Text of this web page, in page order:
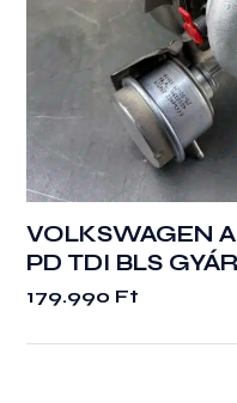
VOLKSWAGEN
PD TDI BLS
179.990 Ft